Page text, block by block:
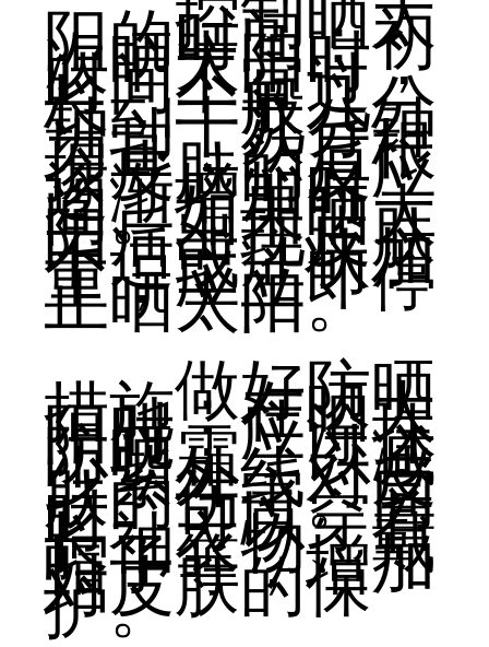
控制晒太
阳的时间：初
次晒太阳时，
时间不宜过
长，一般几分
钟到十几分钟
为宜，然后根
据皮肤的反应
逐渐增加时
间。如果晒太
阳后出现皮肤
不适或症状加
重，应立即停
止晒太阳。
做好防晒
措施：在晒太
阳时，应涂抹
防晒霜，以减
少紫外线对皮
肤的伤害。同
时，可以穿着
长袖衣物、戴
帽子等，增加
对皮肤的保
护。